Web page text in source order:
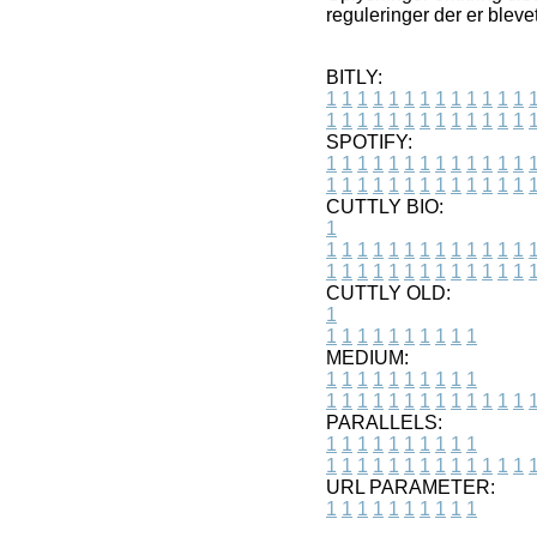
reguleringer der er
BITLY:
1 1 1 1 1 1 1 1 1 1 1 1 1 1
1 1 1 1 1 1 1 1 1 1 1 1 1 1
SPOTIFY:
1 1 1 1 1 1 1 1 1 1 1 1 1 1
1 1 1 1 1 1 1 1 1 1 1 1 1 1
CUTTLY BIO:
1
1 1 1 1 1 1 1 1 1 1 1 1 1 1
1 1 1 1 1 1 1 1 1 1 1 1 1 1
CUTTLY OLD:
1
1 1 1 1 1 1 1 1 1 1
MEDIUM:
1 1 1 1 1 1 1 1 1 1
1 1 1 1 1 1 1 1 1 1 1 1 1 1
PARALLELS:
1 1 1 1 1 1 1 1 1 1
1 1 1 1 1 1 1 1 1 1 1 1 1 1
URL PARAMETER:
1 1 1 1 1 1 1 1 1 1